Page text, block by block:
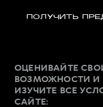
ПОЛУЧИТЬ
ОЦЕНИВАЙТЕ
ВОЗМОЖНОСТИ И
ИЗУЧИТЕ ВСЕ
САЙТЕ: